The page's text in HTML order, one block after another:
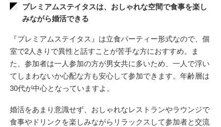
プレミアムステイタスは、おしゃれな空間で食事を楽し
みながら婚活できる
『プレミアムステイタス』は立食パーティー形式なので、個
室で2人きりで異性と話すことが苦手な方におすすめ。ま
た、参加者は一人参加の方が男女共に多いため、一人で浮い
てしまわないか心配な方も安心して参加できます。年齢層は
30代が中心となっていますよ。
婚活をあまり意識せず、おしゃれなレストランやラウンジで
食事やドリンクを楽しみながらリラックスして参加者と交流